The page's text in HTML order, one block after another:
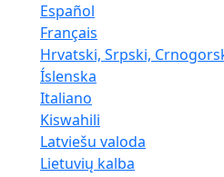
Español
Français
Hrvatski, Srpski,
Íslenska
Italiano
Kiswahili
Latviešu valoda
Lietuvių kalba